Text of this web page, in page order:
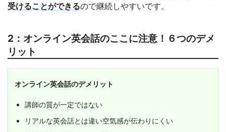
受けることができるので継続しやすいです。
2：オンライン英会話のここに注意！６つのデメ
リット
オンライン英会話のデメリット
講師の質が一定ではない
リアルな英会話とは違い空気感が伝わりにくい